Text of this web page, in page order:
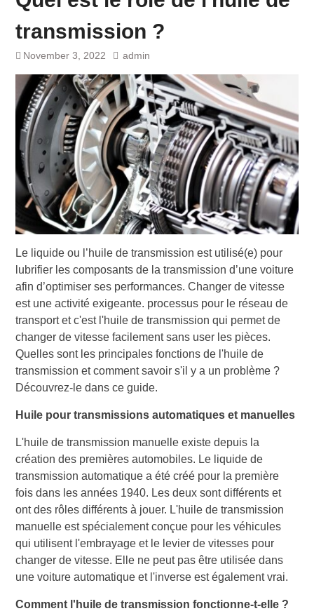
transmission ?
November 3, 2022 admin
Le liquide ou l’huile de transmission est utilisé(e) pour
lubrifier les composants de la transmission d’une voiture
afin d’optimiser ses performances. Changer de vitesse
est une activité exigeante. processus pour le réseau de
transport et c'est l'huile de transmission qui permet de
changer de vitesse facilement sans user les pièces.
Quelles sont les principales fonctions de l'huile de
transmission et comment savoir s'il y a un problème ?
Découvrez-le dans ce guide.
Huile pour transmissions automatiques et manuelles
L'huile de transmission manuelle existe depuis la
création des premières automobiles. Le liquide de
transmission automatique a été créé pour la première
fois dans les années 1940. Les deux sont différents et
ont des rôles différents à jouer. L'huile de transmission
manuelle est spécialement conçue pour les véhicules
qui utilisent l'embrayage et le levier de vitesses pour
changer de vitesse. Elle ne peut pas être utilisée dans
une voiture automatique et l'inverse est également vrai.
Comment l'huile de transmission fonctionne-t-elle ?